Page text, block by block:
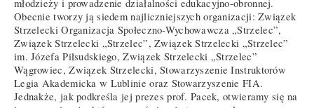
młodzieży i prowadzenie działalności edukacyjno-obronnej.
Obecnie tworzy ją siedem najliczniejszych organizacji: Związek
Strzelecki Organizacja Społeczno-Wychowawcza „Strzelec”,
Związek Strzelecki „Strzelec”, Związek Strzelecki „Strzelec”
im. Józefa Piłsudskiego, Związek Strzelecki „Strzelec”
Wągrowiec, Związek Strzelecki, Stowarzyszenie Instruktorów
Legia Akademicka w Lublinie oraz Stowarzyszenie FIA.
Jednakże, jak podkreśla jej prezes prof. Pacek, otwieramy się na